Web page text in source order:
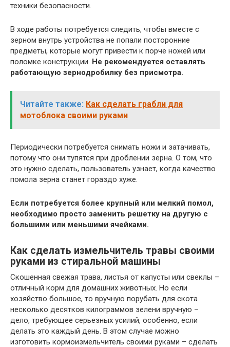
техники безопасности.
В ходе работы потребуется следить, чтобы вместе с
зерном внутрь устройства не попали посторонние
предметы, которые могут привести к порче ножей или
поломке конструкции. Не рекомендуется оставлять
работающую зернодробилку без присмотра.
Читайте также: Как сделать грабли для
мотоблока своими руками
Периодически потребуется снимать ножи и затачивать,
потому что они тупятся при дроблении зерна. О том, что
это нужно сделать, пользователь узнает, когда качество
помола зерна станет гораздо хуже.
Если потребуется более крупный или мелкий помол,
необходимо просто заменить решетку на другую с
большими или меньшими ячейками.
Как сделать измельчитель травы своими
руками из стиральной машины
Скошенная свежая трава, листья от капусты или свеклы –
отличный корм для домашних животных. Но если
хозяйство большое, то вручную порубать для скота
несколько десятков килограммов зелени вручную –
дело, требующее серьезных усилий, особенно, если
делать это каждый день. В этом случае можно
изготовить кормоизмельчитель своими руками – сделать